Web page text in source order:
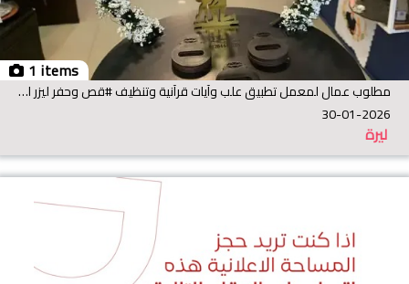
1 items
مطلوب عمال لمعمل تطبيق علب وآيات قرآنية وتنظيف #قص وحفر ليزر العمر من 15 لل 20 #للتواصل #حصرا وتس
30-01-2026
ليرة